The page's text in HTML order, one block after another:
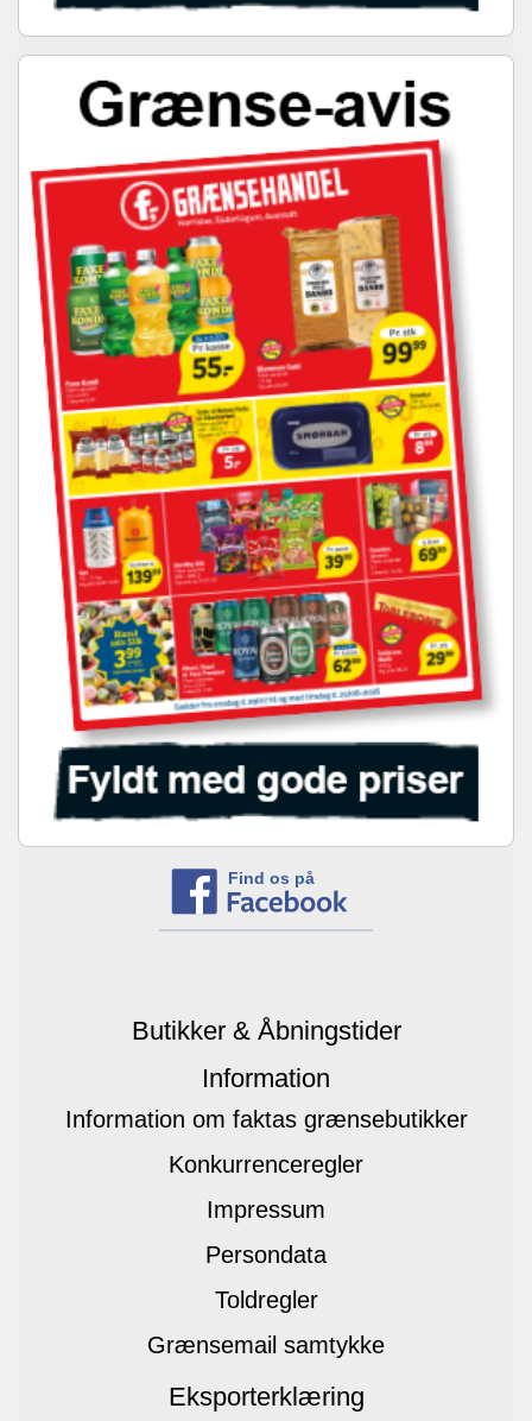
Find os på
Butikker & Åbningstider
Information
Information om faktas grænsebutikker
Konkurrenceregler
Impressum
Persondata
Toldregler
Grænsemail samtykke
Eksporterklæring